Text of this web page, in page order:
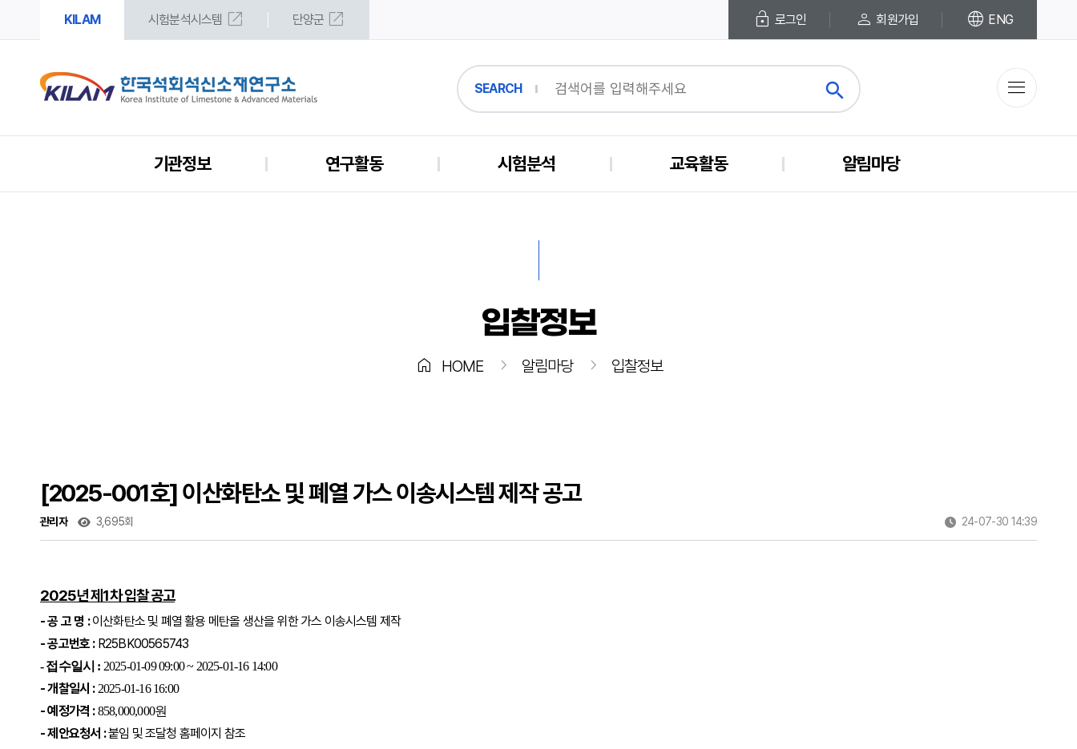
KILAM 시험분석시스템 open_in_new 단양군 open_in_new lock_open 로그인 person 회원가입 language ENG
SEARCH search
menu
기관정보 연구활동 시험분석 교육활동 알림마당
입찰정보
home HOME chevron_right 알림마당 chevron_right 입찰정보
[2025-001호] 이산화탄소 및 폐열 가스 이송시스템 제작 공고
관리자 3,695회 24-07-30 14:39
2025년 제1차 입찰 공고
- 공 고 명 : 이산화탄소 및 폐열 활용 메탄올 생산을 위한 가스 이송시스템 제작
- 공고번호 : R25BK00565743
- 접수일시 : 2025-01-09 09:00 ~ 2025-01-16 14:00
- 개찰일시 :2025-01-16 16:00
- 예정가격 :858,000,000원
- 제안요청서 :붙임 및 조달청 홈페이지 참조